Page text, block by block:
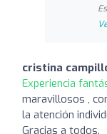
cristina
Experiencia
maravillosos ,
la atención
Gracias a todos.